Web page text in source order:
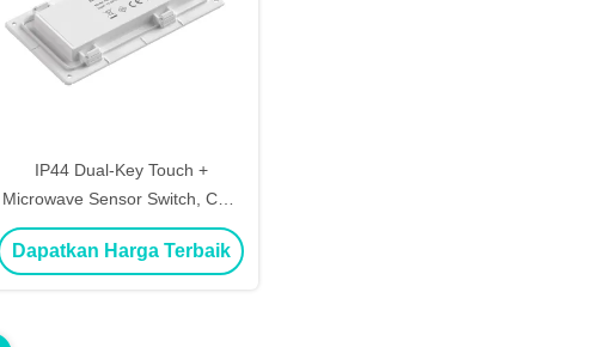
IP44 Dual-Key Touch +
Microwave Sensor Switch, CCT
LED Controller DC12/24V yang
dapat Dimmable
Dapatkan Harga Terbaik